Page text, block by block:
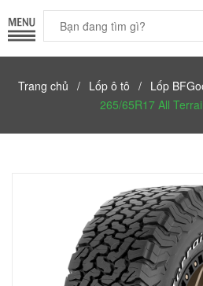
Trang chủ / Lốp ô tô / Lốp
265/65R17 All